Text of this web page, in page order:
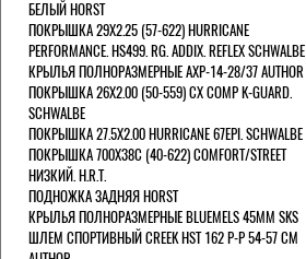
БЕЛЫЙ HORST
ПОКРЫШКА 29X2.25 (57-622) HURRICANE
PERFORMANCE. HS499. RG. ADDIX. REFLEX SCHWALBE
КРЫЛЬЯ ПОЛНОРАЗМЕРНЫЕ AXP-14-28/37 AUTHOR
ПОКРЫШКА 26X2.00 (50-559) CX COMP K-GUARD.
SCHWALBE
ПОКРЫШКА 27.5X2.00 HURRICANE 67EPI. SCHWALBE
ПОКРЫШКА 700X38С (40-622) COMFORT/STREET
НИЗКИЙ. H.R.T.
ПОДНОЖКА ЗАДНЯЯ HORST
КРЫЛЬЯ ПОЛНОРАЗМЕРНЫЕ BLUEMELS 45MM SKS
ШЛЕМ СПОРТИВНЫЙ CREEK HST 162 Р-Р 54-57 СМ